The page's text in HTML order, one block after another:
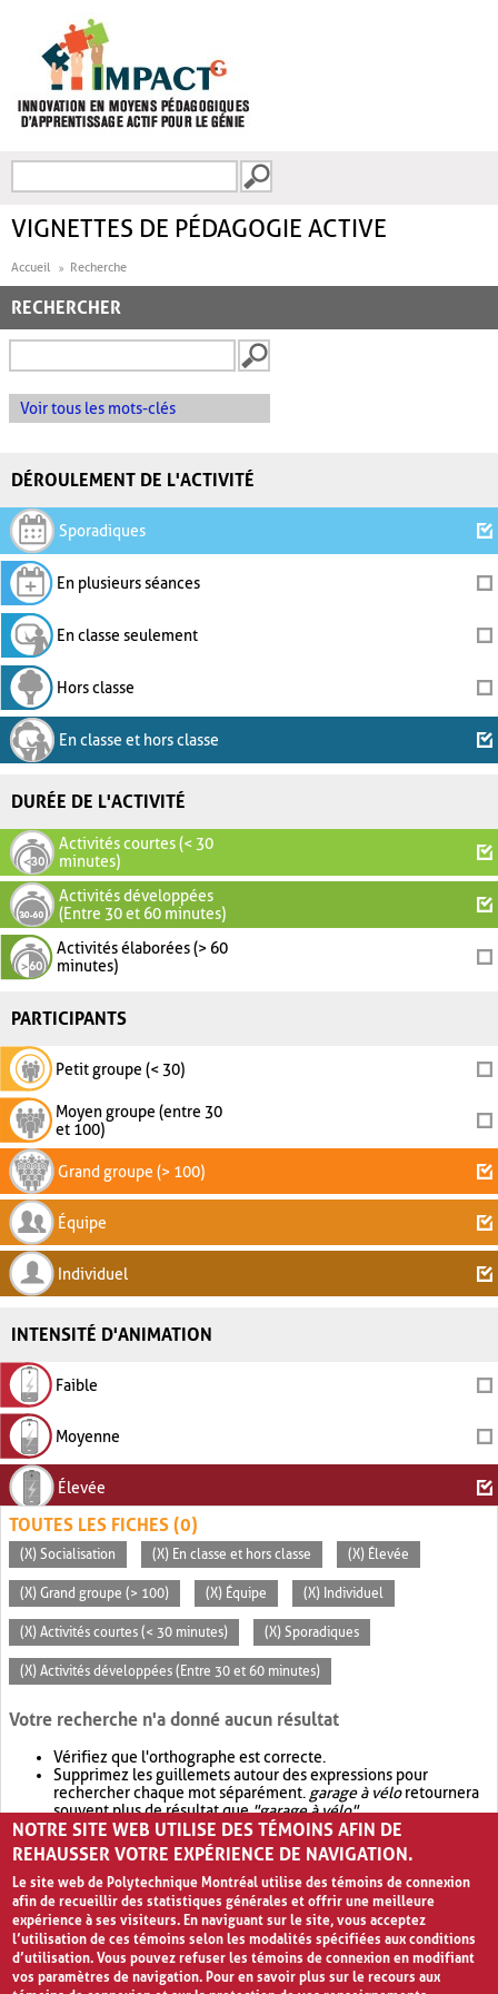
FORMULAIRE DE
VIGNETTES DE PÉDAGOGIE ACTIVE
Accueil Recherche
RECHERCHER
Voir tous les mots-clés
DÉROULEMENT DE L'ACTIVITÉ
Sporadiques
En plusieurs séances
En classe seulement
Hors classe
En classe et hors classe
DURÉE DE L'ACTIVITÉ
Activités courtes (< 30
minutes)
Activités développées
(Entre 30 et 60 minutes)
Activités élaborées (> 60
minutes)
PARTICIPANTS
Petit groupe (< 30)
Moyen groupe (entre 30
et 100)
Grand groupe (> 100)
Équipe
Individuel
INTENSITÉ D'ANIMATION
Faible
Moyenne
Élevée
TOUTES LES FICHES (0)
(X) Socialisation (X) En classe et hors classe (X) Élevée
(X) Grand groupe (> 100) (X) Équipe (X) Individuel
(X) Activités courtes (< 30 minutes) (X) Sporadiques
(X) Activités développées (Entre 30 et 60 minutes)
Votre recherche n'a donné aucun résultat
Vérifiez que l'orthographe est correcte.
Supprimez les guillemets autour des expressions pour
rechercher chaque mot séparément. garage à véloretournera
souvent plus de résultat que"garage à vélo".
Envisagez d'élargir votre recherche avec OR.garage OR vélo
retournera souvent plus de résultat quegarage à vélo
NOTRE SITE WEB UTILISE DES TÉMOINS AFIN DE
REHAUSSER VOTRE EXPÉRIENCE DE NAVIGATION.
Le site web de Polytechnique Montréal utilise des témoins de connexion
afin de recueillir des statistiques générales et offrir une meilleure
expérience à ses visiteurs. En naviguant sur le site, vous acceptez
l’utilisation de ces témoins selon les modalités spécifiées aux conditions
d’utilisation. Vous pouvez refuser les témoins de connexion en modifiant
vos paramètres de navigation. Pour en savoir plus sur le recours aux